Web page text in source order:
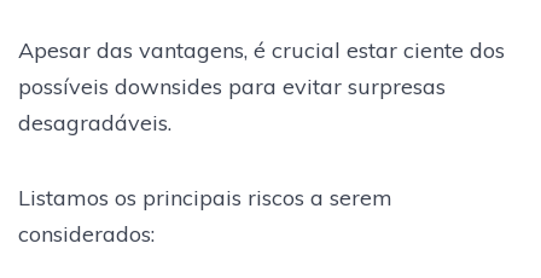
Apesar das vantagens, é crucial estar ciente dos
possíveis downsides para evitar surpresas
desagradáveis.
Listamos os principais riscos a serem
considerados: